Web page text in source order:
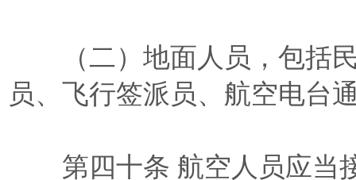
（二）地面人员，包括民
员、飞行签派员、航空电台
第四十条 航空人员应当